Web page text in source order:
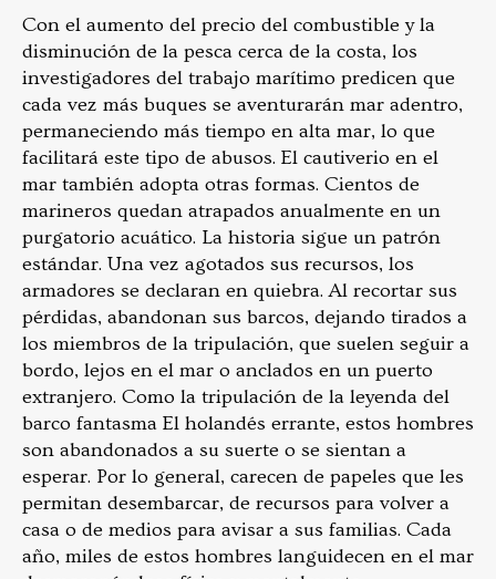
Con el aumento del precio del combustible y la
disminución de la pesca cerca de la costa, los
investigadores del trabajo marítimo predicen que
cada vez más buques se aventurarán mar adentro,
permaneciendo más tiempo en alta mar, lo que
facilitará este tipo de abusos. El cautiverio en el
mar también adopta otras formas. Cientos de
marineros quedan atrapados anualmente en un
purgatorio acuático. La historia sigue un patrón
estándar. Una vez agotados sus recursos, los
armadores se declaran en quiebra. Al recortar sus
pérdidas, abandonan sus barcos, dejando tirados a
los miembros de la tripulación, que suelen seguir a
bordo, lejos en el mar o anclados en un puerto
extranjero. Como la tripulación de la leyenda del
barco fantasma El holandés errante, estos hombres
son abandonados a su suerte o se sientan a
esperar. Por lo general, carecen de papeles que les
permitan desembarcar, de recursos para volver a
casa o de medios para avisar a sus familias. Cada
año, miles de estos hombres languidecen en el mar